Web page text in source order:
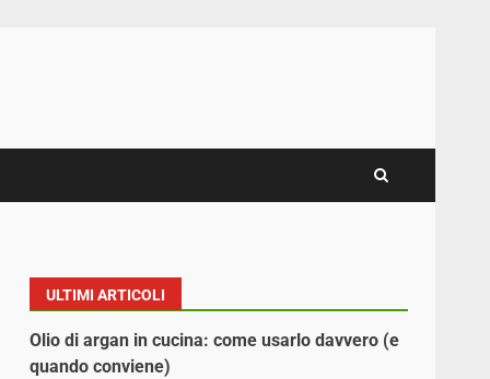
ULTIMI ARTICOLI
Olio di argan in cucina: come usarlo davvero (e
quando conviene)